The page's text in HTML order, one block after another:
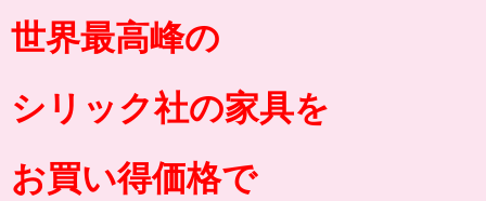
世界最高峰の
シリック社の家具を
お買い得価格で